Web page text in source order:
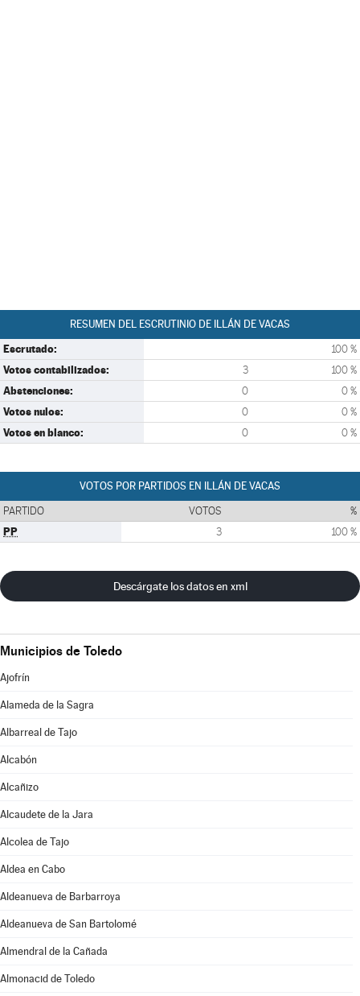
RESUMEN DEL ESCRUTINIO DE ILLÁN DE VACAS
Escrutado: 100 %
Votos contabilizados: 3 100 %
Abstenciones: 0 0 %
Votos nulos: 0 0 %
Votos en blanco: 0 0 %
VOTOS POR PARTIDOS EN ILLÁN DE VACAS
PARTIDO VOTOS %
PP 3 100 %
Descárgate los datos en xml
Municipios de Toledo
Ajofrín
Alameda de la Sagra
Albarreal de Tajo
Alcabón
Alcañizo
Alcaudete de la Jara
Alcolea de Tajo
Aldea en Cabo
Aldeanueva de Barbarroya
Aldeanueva de San Bartolomé
Almendral de la Cañada
Almonacid de Toledo